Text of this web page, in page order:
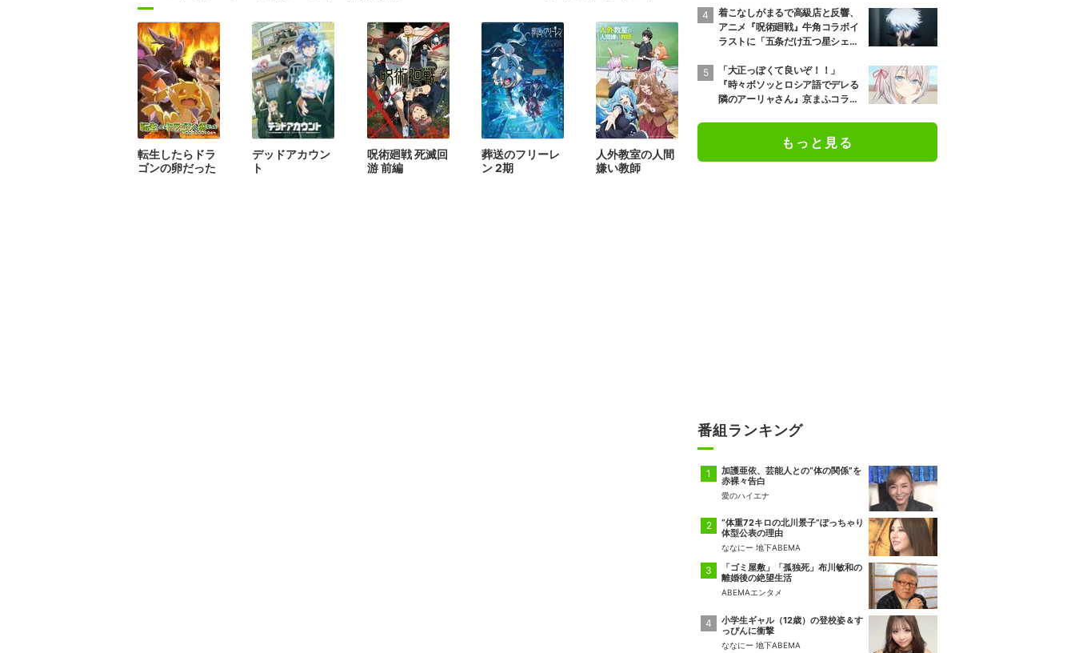
転生したらドラ
ゴンの卵だった
デッドアカウン
ト
呪術廻戦 死滅回
游 前編
葬送のフリーレ
ン 2期
人外教室の人間
嫌い教師
着こなしがまるで高級店と反響、
アニメ『呪術廻戦』牛角コラボイ
ラストに「五条だけ五つ星シェ
「大正っぽくて良いぞ！！」
『時々ボソッとロシア語でデレる
隣のアーリャさん』京まふコラボ
もっと見る
番組ランキング
加護亜依、芸能人との“体の関係”を
赤裸々告白
愛のハイエナ
“体重72キロの北川景子”ぽっちゃり
体型公表の理由
ななにー 地下ABEMA
「ゴミ屋敷」「孤独死」布川敏和の
離婚後の絶望生活
ABEMAエンタメ
小学生ギャル（12歳）の登校姿＆す
っぴんに衝撃
ななにー 地下ABEMA